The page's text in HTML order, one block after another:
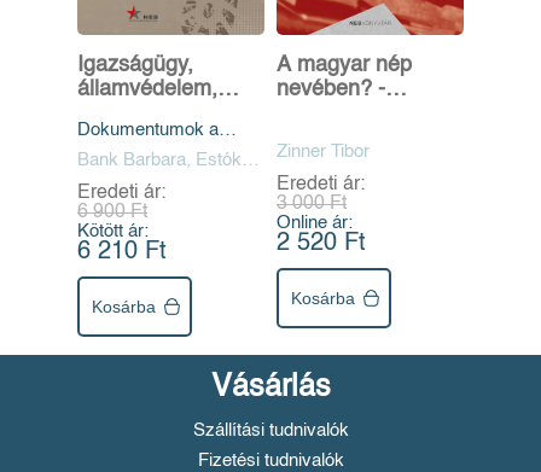
Igazságügy,
államvédelem,
végrehajtás
Dokumentumok a
Rákosi-korszakból
Bank Barbara, Estók
József, Zinner Tibor
Eredeti ár:
6 900 Ft
Kötött ár:
6 210 Ft
Kosárba
A magyar nép
nevében? -
jogászokról,
diktatúráról
Zinner Tibor
Eredeti ár:
3 000 Ft
Online ár:
2 520 Ft
Kosárba
Vásárlás
Szállítási tudnivalók
Fizetési tudnivalók